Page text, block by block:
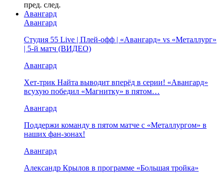
пред. след.
Авангард
Авангард
Студия 55 Live | Плей-офф | «Авангард» vs «Металлург»
| 5-й матч (ВИДЕО)
Авангард
Хет-трик Найта выводит вперёд в серии! «Авангард»
всухую победил «Магнитку» в пятом…
Авангард
Поддержи команду в пятом матче с «Металлургом» в
наших фан-зонах!
Авангард
Александр Крылов в программе «Большая тройка»